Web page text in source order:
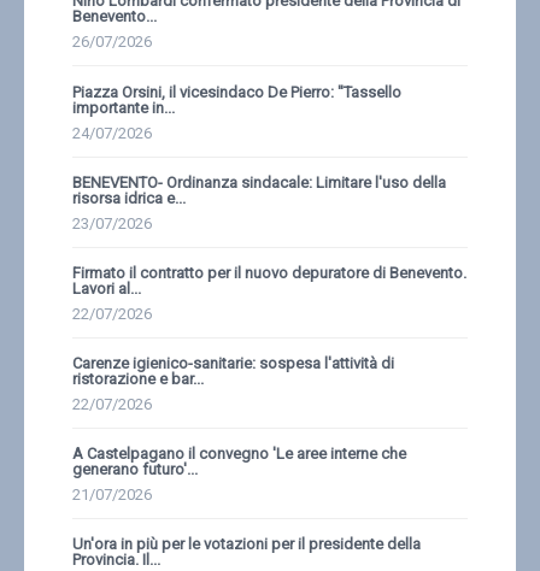
Benevento...
26/07/2026
Piazza Orsini, il vicesindaco De Pierro: ''Tassello
importante in...
24/07/2026
BENEVENTO- Ordinanza sindacale: Limitare l'uso della
risorsa idrica e...
23/07/2026
Firmato il contratto per il nuovo depuratore di Benevento.
Lavori al...
22/07/2026
Carenze igienico-sanitarie: sospesa l'attività di
ristorazione e bar...
22/07/2026
A Castelpagano il convegno 'Le aree interne che
generano futuro'...
21/07/2026
Un'ora in più per le votazioni per il presidente della
Provincia. Il...